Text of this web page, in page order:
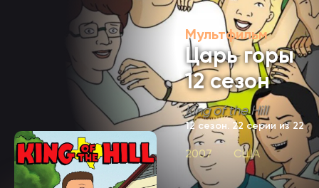
Мультфильм
Царь горы
12 сезон
King of the Hill
12 сезон. 22 серии из 22
2007 США